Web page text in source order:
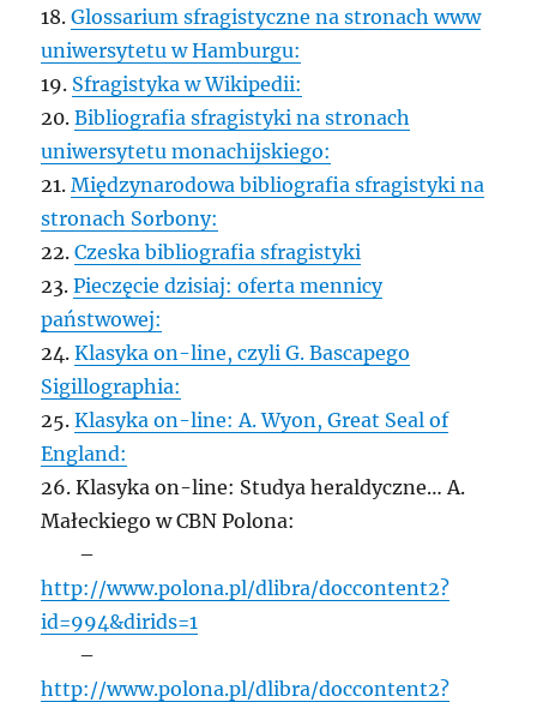
18.Glossarium sfragistyczne na stronach www
uniwersytetu w Hamburgu:
19. Sfragistyka w Wikipedii:
20.Bibliografia sfragistyki na stronach
uniwersytetu monachijskiego:
21.Międzynarodowa bibliografia sfragistyki na
stronach Sorbony:
22.Czeska bibliografia sfragistyki
23.Pieczęcie dzisiaj: oferta mennicy
państwowej:
24.Klasyka on-line, czyli G. Bascapego
Sigillographia:
25.Klasyka on-line: A. Wyon, Great Seal of
England:
26. Klasyka on-line: Studya heraldyczne… A.
Małeckiego w CBN Polona:
–
http://www.polona.pl/dlibra/doccontent2?
id=994&dirids=1
–
http://www.polona.pl/dlibra/doccontent2?